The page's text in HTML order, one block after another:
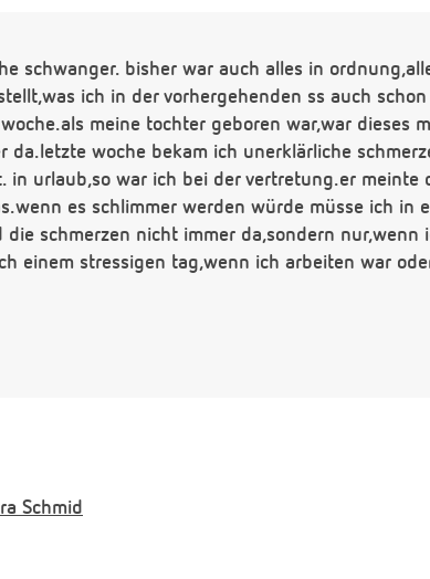
schwanger. bisher war auch alles in
ich in der vorhergehenden ss auch
meine tochter geboren war,war dieses
da.letzte woche bekam ich unerklärliche
in urlaub,so war ich bei der vertretung.er meinte
es schlimmer werden würde müsse ich in
schmerzen nicht immer da,sondern nur,wenn
einem stressigen tag,wenn ich arbeiten war
Schmid